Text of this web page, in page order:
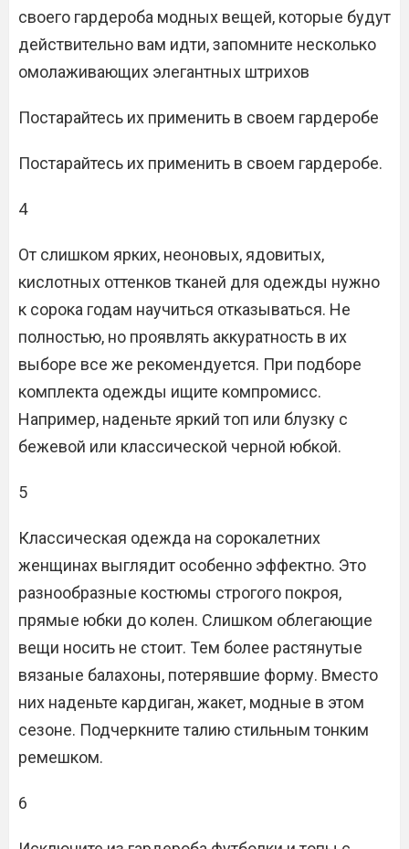
своего гардероба модных вещей, которые будут
действительно вам идти, запомните несколько
омолаживающих элегантных штрихов
Постарайтесь их применить в своем гардеробе
Постарайтесь их применить в своем гардеробе.
4
От слишком ярких, неоновых, ядовитых,
кислотных оттенков тканей для одежды нужно
к сорока годам научиться отказываться. Не
полностью, но проявлять аккуратность в их
выборе все же рекомендуется. При подборе
комплекта одежды ищите компромисс.
Например, наденьте яркий топ или блузку с
бежевой или классической черной юбкой.
5
Классическая одежда на сорокалетних
женщинах выглядит особенно эффектно. Это
разнообразные костюмы строгого покроя,
прямые юбки до колен. Слишком облегающие
вещи носить не стоит. Тем более растянутые
вязаные балахоны, потерявшие форму. Вместо
них наденьте кардиган, жакет, модные в этом
сезоне. Подчеркните талию стильным тонким
ремешком.
6